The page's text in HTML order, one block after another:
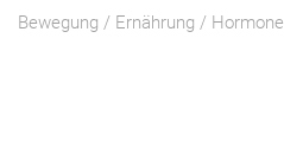
Bewegung / Ernährung / Hormone